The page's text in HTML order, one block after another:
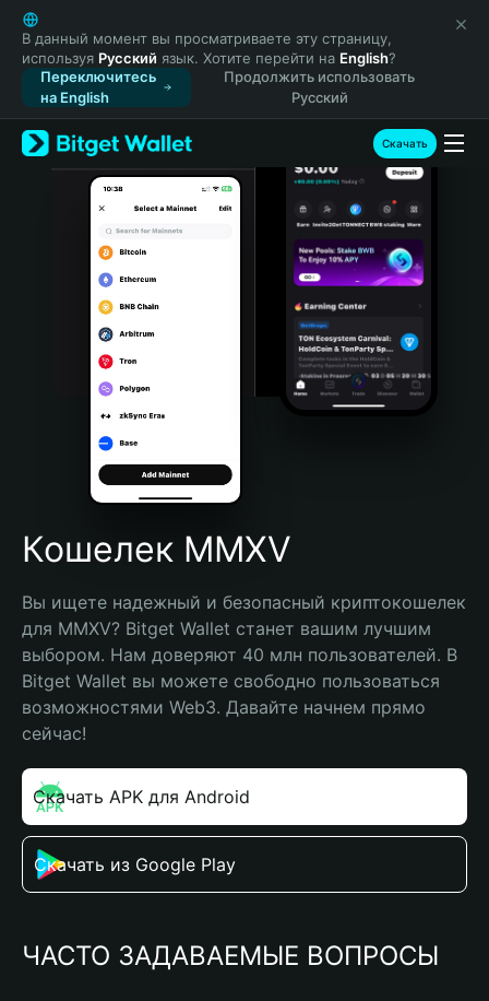
English
日本語
Tiếng Việt
Русский
Español (Latinoamérica)
Türkçe
Italiano
Português (Portugal)
Bahasa Indonesia
Português (Brasil)
Español (Argentina)
В данный момент вы просматриваете эту страницу,
используя Русский язык. Хотите перейти на English?
Переключитесь
на English
Продолжить использовать
Русский
Скачать
Кошелек MMXV
Вы ищете надежный и безопасный криптокошелек
для MMXV? Bitget Wallet станет вашим лучшим
выбором. Нам доверяют 40 млн пользователей. В
Bitget Wallet вы можете свободно пользоваться
возможностями Web3. Давайте начнем прямо
сейчас!
Скачать APK для Android
Скачать из Google Play
ЧАСТО ЗАДАВАЕМЫЕ ВОПРОСЫ